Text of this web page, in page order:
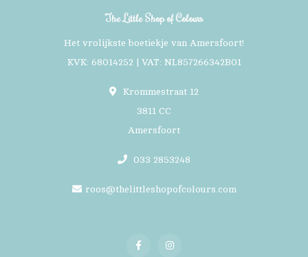
The Little Shop of Colours
Het vrolijkste boetiekje van Amersfoort!
KVK: 68014252 | VAT: NL857266342B01
Krommestraat 12
3811 CC
Amersfoort
033 2853248
roos@thelittleshopofcolours.com